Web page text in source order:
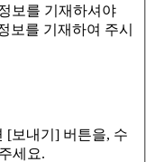
보를 기재하셔야
보를 기재하여 주시
[보내기] 버튼을, 수
세요.